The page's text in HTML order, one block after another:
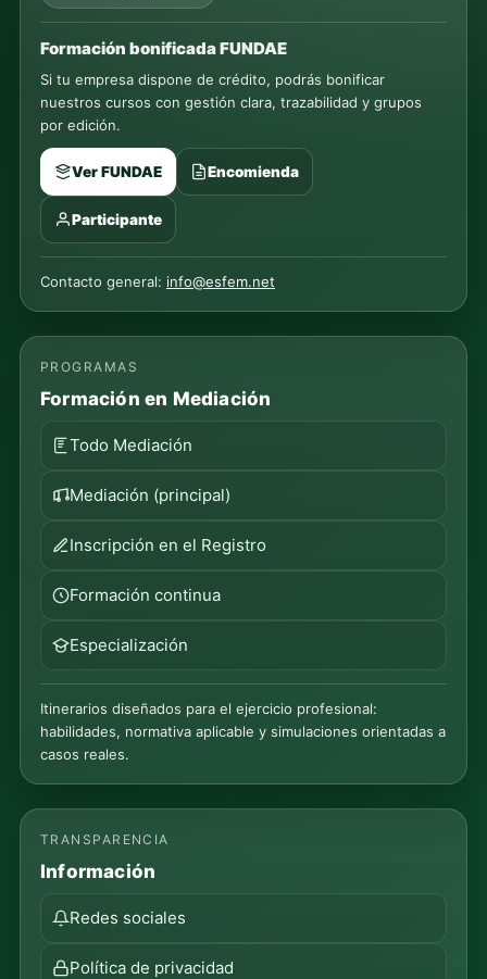
Formación bonificada FUNDAE
Si tu empresa dispone de crédito, podrás bonificar
nuestros cursos con gestión clara, trazabilidad y grupos
por edición.
Ver FUNDAE Encomienda
Participante
Contacto general: info@esfem.net
PROGRAMAS
Formación en Mediación
Todo Mediación
Mediación (principal)
Inscripción en el Registro
Formación continua
Especialización
Itinerarios diseñados para el ejercicio profesional:
habilidades, normativa aplicable y simulaciones orientadas a
casos reales.
TRANSPARENCIA
Información
Redes sociales
Política de privacidad